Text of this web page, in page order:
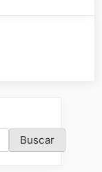
Buscar